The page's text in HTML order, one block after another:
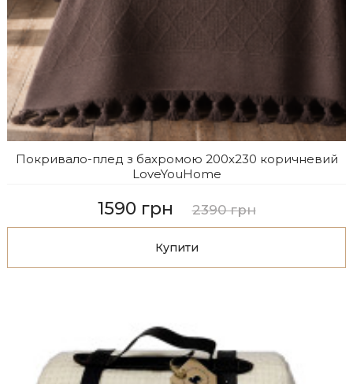
Покривало-плед з бахромою 200х230 коричневий
LoveYouHome
1590 грн 2390 грн
Купити